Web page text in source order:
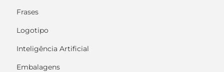
Frases
Logotipo
Inteligência Artificial
Embalagens